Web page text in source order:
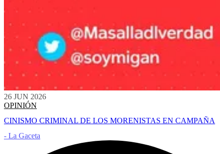
26 JUN 2026
OPINIÓN
CINISMO CRIMINAL DE LOS MORENISTAS EN CAMPAÑA
- La Gaceta